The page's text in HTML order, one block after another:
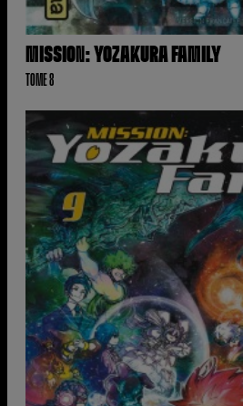
MISSION: YOZAKURA FAMILY
TOME 8